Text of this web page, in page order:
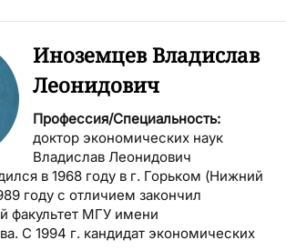
Иноземцев Владислав
Леонидович
Профессия/Специальность:
доктор экономических наук
Владислав Леонидович
в 1968 году в г. Горьком (Нижний
году с отличием закончил
факультет МГУ имени
C 1994 г. кандидат экономических